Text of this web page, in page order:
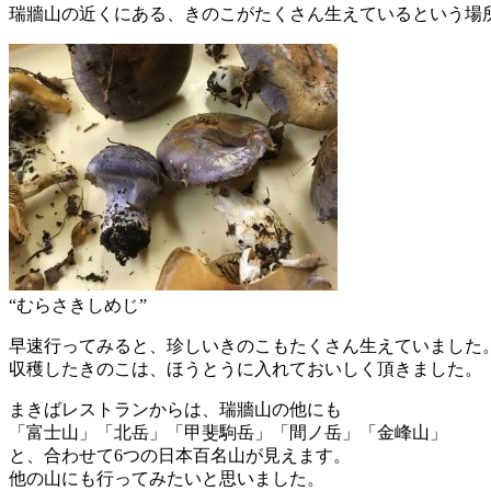
瑞牆山の近くにある、きのこがたくさん生えているという場
“むらさきしめじ”
早速行ってみると、珍しいきのこもたくさん生えていました。
収穫したきのこは、ほうとうに入れておいしく頂きました。
まきばレストランからは、瑞牆山の他にも
「富士山」「北岳」「甲斐駒岳」「間ノ岳」「金峰山」
と、合わせて6つの日本百名山が見えます。
他の山にも行ってみたいと思いました。